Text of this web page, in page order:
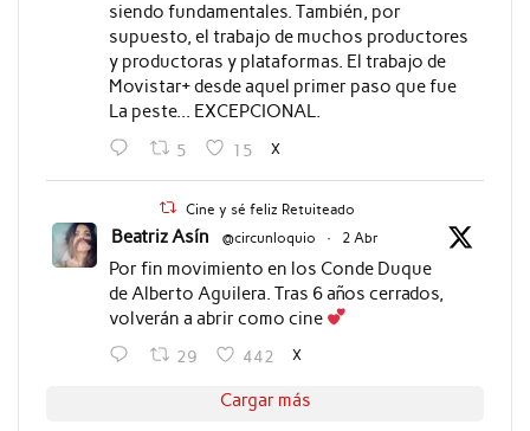
siendo fundamentales. También, por
supuesto, el trabajo de muchos productores
y productoras y plataformas. El trabajo de
Movistar+ desde aquel primer paso que fue
La peste... EXCEPCIONAL.
5 15 X
Cine y sé feliz Retuiteado
Beatriz Asín @circunloquio · 2 Abr
Por fin movimiento en los Conde Duque
de Alberto Aguilera. Tras 6 años cerrados,
volverán a abrir como cine
29 442 X
Cargar más